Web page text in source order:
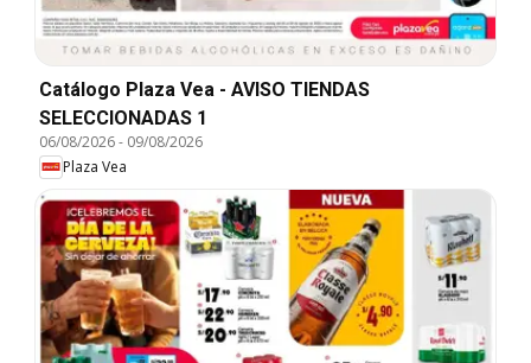
Catálogo Plaza Vea - AVISO TIENDAS
SELECCIONADAS 1
06/08/2026- 09/08/2026
Plaza Vea